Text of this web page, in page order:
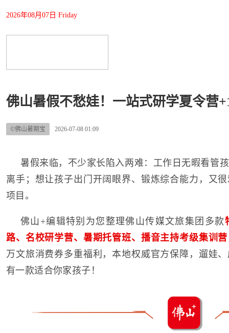
2026年08月07日 Friday
佛山暑假不愁娃！一站式研学夏令营
©佛山暑期宝 2026-07-08 01:09
暑假来临，不少家长陷入两难：工作日无暇看管
离手；想让孩子出门开阔眼界、锻炼综合能力，又
项目。
佛山+编辑特别为您整理佛山传媒文旅集团多款
路、名校研学营、暑期托管班、播音主持考级集训营
万文旅消费券多重福利，本地权威官方保障，遛娃
有一款适合你家孩子！